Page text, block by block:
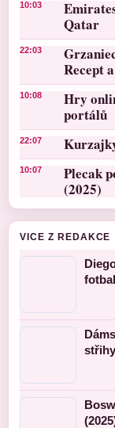
10:03
Qatar
22:03
Recept
10:08
Hry
portálů
22:07
10:07
Plecak
(2025)
VICE Z REDAKCE